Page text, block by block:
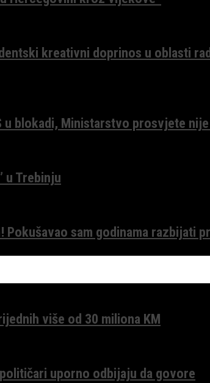
kreativni doprinos u oblasti
blokadi, Ministarstvo prosvjete nije
u Trebinju
Pokušavao sam godinama razbijati
više od 30 miliona KM
uporno odbijaju da govore